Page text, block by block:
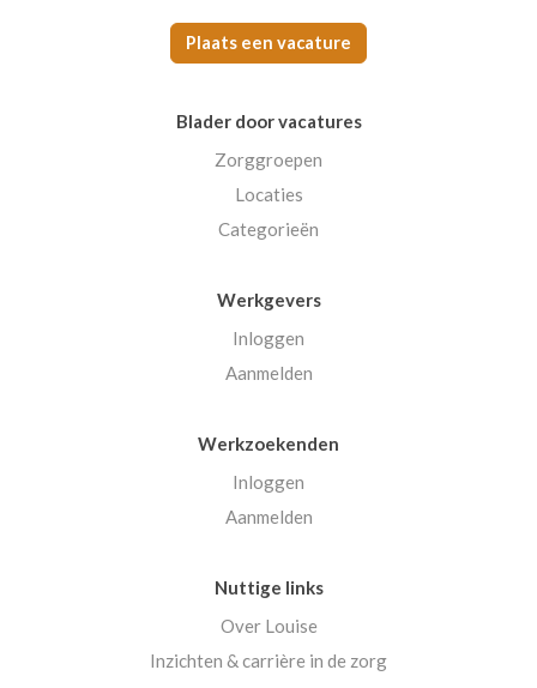
Plaats een vacature
Blader door vacatures
Zorggroepen
Locaties
Categorieën
Werkgevers
Inloggen
Aanmelden
Werkzoekenden
Inloggen
Aanmelden
Nuttige links
Over Louise
Inzichten & carrière in de zorg